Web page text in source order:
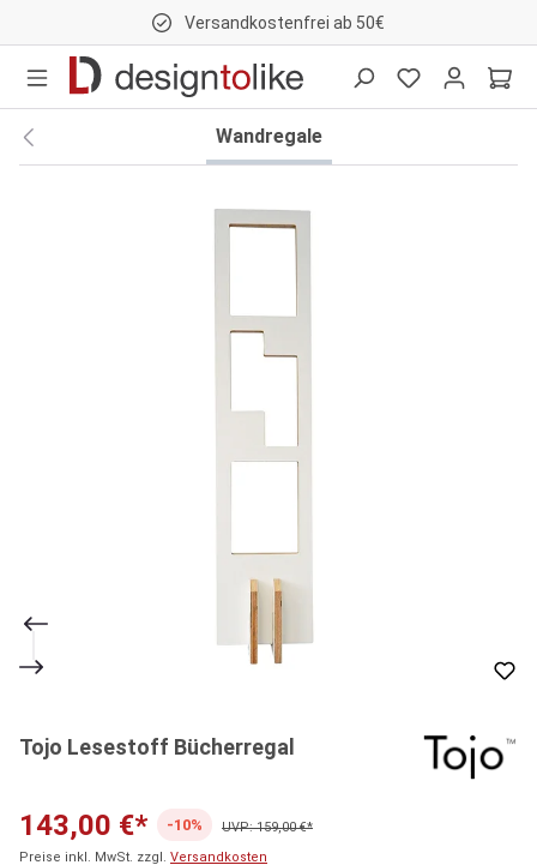
Versandkostenfrei ab 50€
Wandregale
Tojo Lesestoff Bücherregal
143,00 €* -10%
UVP: 159,00 €*
Preise inkl. MwSt. zzgl. Versandkosten